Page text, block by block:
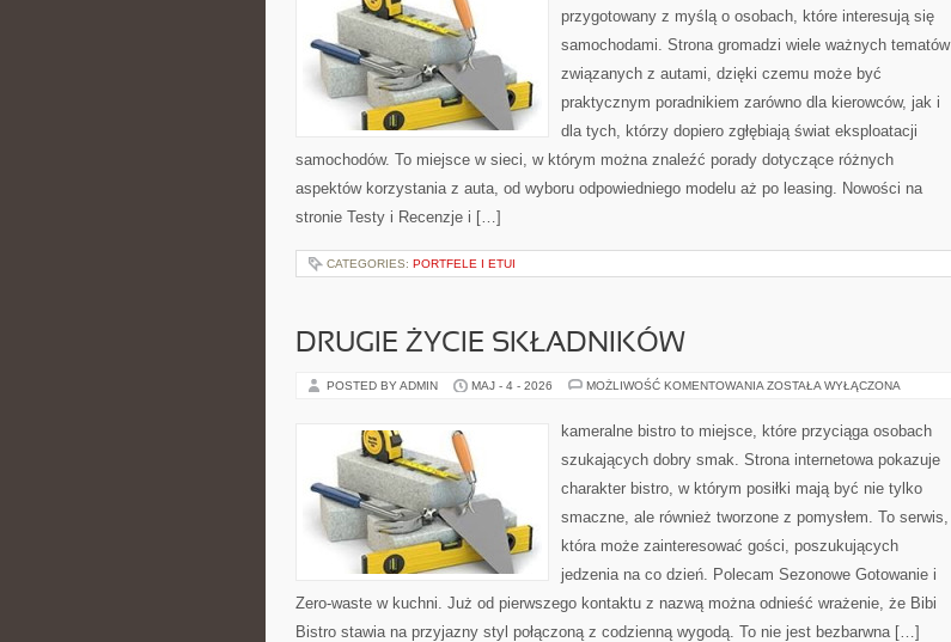
przygotowany z myślą o osobach, które interesują się
samochodami. Strona gromadzi wiele ważnych tematów
związanych z autami, dzięki czemu może być
praktycznym poradnikiem zarówno dla kierowców, jak i
dla tych, którzy dopiero zgłębiają świat eksploatacji
samochodów. To miejsce w sieci, w którym można znaleźć porady dotyczące różnych
aspektów korzystania z auta, od wyboru odpowiedniego modelu aż po leasing. Nowości na
stronie Testy i Recenzje i […]
CATEGORIES: PORTFELE I ETUI
DRUGIE ŻYCIE SKŁADNIKÓW
POSTED BY ADMIN MAJ - 4 - 2026 MOŻLIWOŚĆ KOMENTOWANIA DRUGIE
ZOSTAŁA WYŁĄCZONA
kameralne bistro to miejsce, które przyciąga osobach
szukających dobry smak. Strona internetowa pokazuje
charakter bistro, w którym posiłki mają być nie tylko
smaczne, ale również tworzone z pomysłem. To serwis,
która może zainteresować gości, poszukujących
jedzenia na co dzień. Polecam Sezonowe Gotowanie i
Zero-waste w kuchni. Już od pierwszego kontaktu z nazwą można odnieść wrażenie, że Bibi
Bistro stawia na przyjazny styl połączoną z codzienną wygodą. To nie jest bezbarwna […]